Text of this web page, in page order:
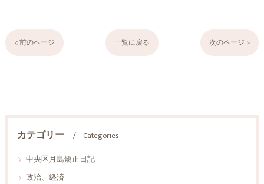
< 前のページ 一覧に戻る 次のページ >
カテゴリー
Categories
中央区月島矯正日記
政治、経済